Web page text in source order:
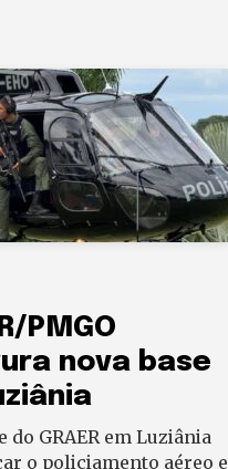
PMGO
nova base
do GRAER em Luziânia
o policiamento aéreo e